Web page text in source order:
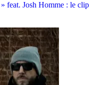
feat. Josh Homme : le clip